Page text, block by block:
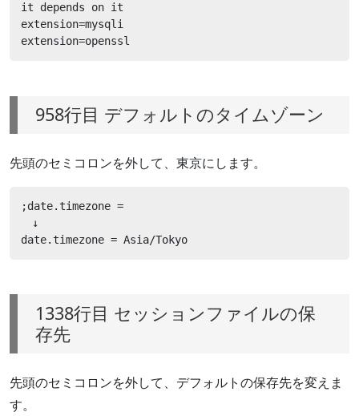
it depends on it
extension=mysqli
extension=openssl
958行目 デフォルトのタイムゾーン
先頭のセミコロンを外して、東京にします。
;date.timezone =
↓
date.timezone = Asia/Tokyo
1338行目 セッションファイルの保
存先
先頭のセミコロンを外して、デフォルトの保存先を変えま
す。